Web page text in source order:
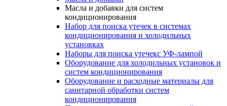
Масла и добавки для систем
кондиционирования
Набор для поиска утечек в системах
кондиционирования и холодильных
установках
Наборы для поиска утечекс УФ-лампой
Оборудование для холодильных установок и
систем кондиционирования
Оборудование и расходные материалы для
санитарной обработки систем
кондиционирования